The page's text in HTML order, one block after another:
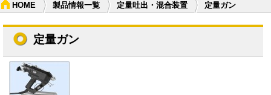
HOME 製品情報一覧 定量吐出・混合装置 定量ガン
定量ガン